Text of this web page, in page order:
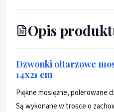
Opis
Dzwonki ołtarzowe
14x21 cm
Piękne mosiężne, polerowane
Są wykonane w trosce o